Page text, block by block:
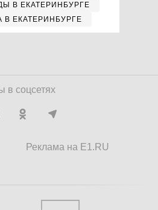
В ЕКАТЕРИНБУРГЕ
В ЕКАТЕРИНБУРГЕ
в соцсетях
Реклама на E1.RU